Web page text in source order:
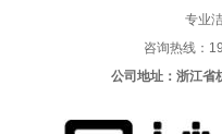
专业
咨询热线：
公司地址：浙江省